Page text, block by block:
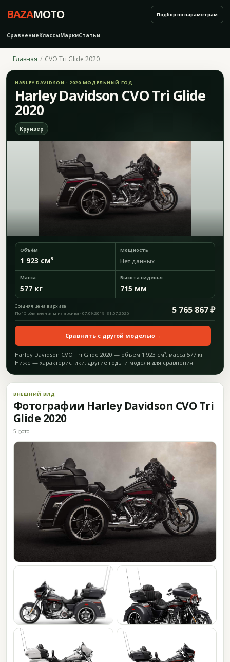
BAZAMOTO
СравнениеКлассыМаркиСтатьи
Подбор по параметрам
Главная CVO Tri Glide 2020
HARLEY DAVIDSON · 2020 МОДЕЛЬНЫЙ ГОД
Harley Davidson CVO Tri Glide
2020
Круизер
Объём
1 923 см³
Мощность
Нет данных
Масса
577 кг
Высота сиденья
715 мм
Средняя цена в архиве 5 765 867 ₽
По 15 объявлениям из архива · 07.09.2019–31.07.2026
Сравнить с другой моделью →
Harley Davidson CVO Tri Glide 2020 — объём 1 923 см³, масса 577 кг.
Ниже — характеристики, другие годы и модели для сравнения.
ВНЕШНИЙ ВИД
Фотографии Harley Davidson CVO Tri
Glide 2020
5 фото